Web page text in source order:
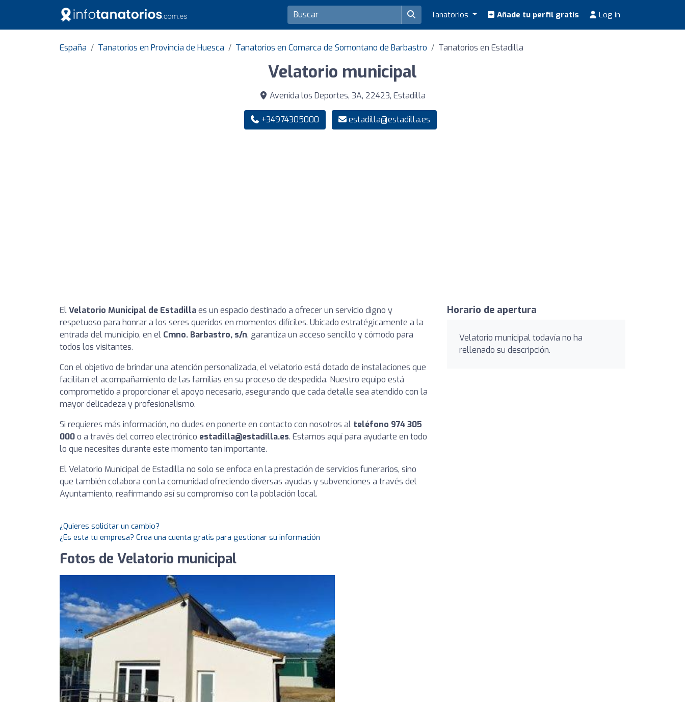
Tanatorios Añade tu perfil gratis Log in
España Tanatorios en Provincia de Huesca Tanatorios en Comarca de Somontano de Barbastro Tanatorios en Estadilla
Velatorio municipal
Avenida los Deportes, 3A, 22423, Estadilla
+34974305000 estadilla@estadilla.es
ElVelatorio Municipal de Estadillaes un espacio destinado a ofrecer un servicio digno y
respetuoso para honrar a los seres queridos en momentos difíciles. Ubicado estratégicamente a la
entrada del municipio, en el Cmno. Barbastro, s/n, garantiza un acceso sencillo y cómodo para
todos los visitantes.
Con el objetivo de brindar una atención personalizada, el velatorio está dotado de instalaciones que
facilitan el acompañamiento de las familias en su proceso de despedida. Nuestro equipo está
comprometido a proporcionar el apoyo necesario, asegurando que cada detalle sea atendido con la
mayor delicadeza y profesionalismo.
Si requieres más información, no dudes en ponerte en contacto con nosotros al teléfono 974 305
000o a través del correo electrónico estadilla@estadilla.es. Estamos aquí para ayudarte en todo
lo que necesites durante este momento tan importante.
El Velatorio Municipal de Estadilla no solo se enfoca en la prestación de servicios funerarios, sino
que también colabora con la comunidad ofreciendo diversas ayudas y subvenciones a través del
Ayuntamiento, reafirmando así su compromiso con la población local.
Horario de apertura
Velatorio municipal todavía no ha
rellenado su descripción.
¿Quieres solicitar un cambio?
¿Es esta tu empresa? Crea una cuenta gratis para gestionar su información
Fotos de Velatorio municipal